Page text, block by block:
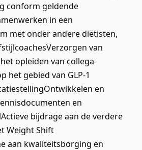
conform geldende
in een
met onder andere diëtisten,
van
opleiden van collega-
het gebied van GLP-1
en
en
bijdrage aan de verdere
Weight Shift
aan kwaliteitsborging en